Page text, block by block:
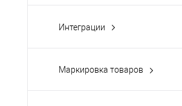
Интеграции
Маркировка товаров